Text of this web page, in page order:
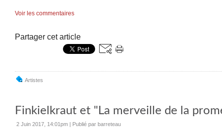
Voir les commentaires
Partager cet article
Artistes
Finkielkraut et "La merveille de la
2 Juin 2017, 14:01pm | Publié par barreteau